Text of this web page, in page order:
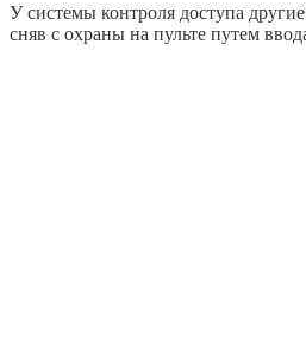
У системы контроля доступа
сняв с охраны на пульте путем